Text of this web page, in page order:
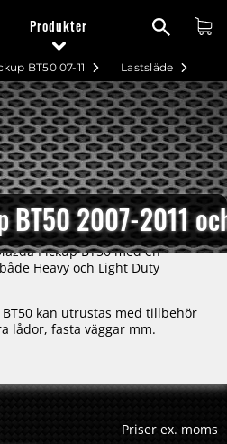
Produkter
Lastsläde
BT50 07-11
BT50 2007-2011
Pickup BT50 med en
Heavy och Light Duty
kan utrustas med tillbehör
lådor, fasta väggar mm.
Priser ex. moms